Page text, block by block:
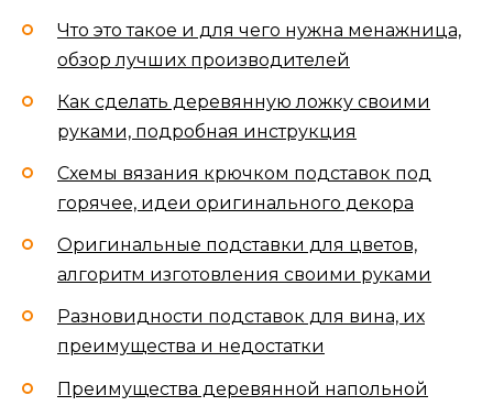
Что это такое и для чего нужна менажница,
обзор лучших производителей
Как сделать деревянную ложку своими
руками, подробная инструкция
Схемы вязания крючком подставок под
горячее, идеи оригинального декора
Оригинальные подставки для цветов,
алгоритм изготовления своими руками
Разновидности подставок для вина, их
преимущества и недостатки
Преимущества деревянной напольной